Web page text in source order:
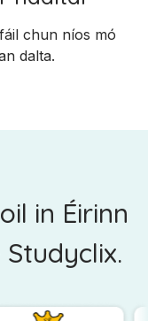
chun níos mó
dalta.
in Éirinn